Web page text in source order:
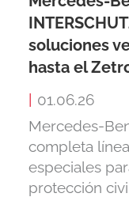
soluciones
hasta el
01.06.26
Mercedes-
completa
especiales
protección